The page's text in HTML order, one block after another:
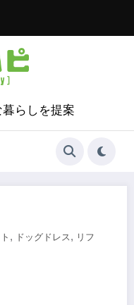
らしを提案
, ドッグドレス, リフ